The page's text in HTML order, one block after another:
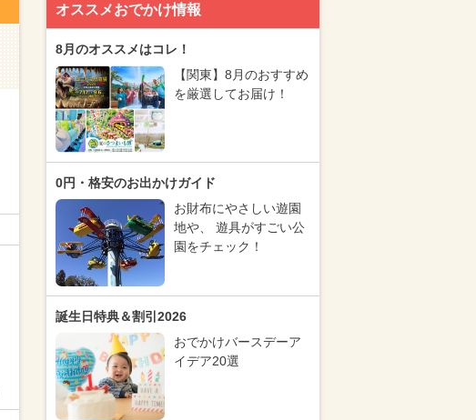
オススメおでかけ情報
8月のオススメはコレ！
【関東】8月のおすすめ
を厳選してお届け！
0円・格安のお出かけガイド
お財布にやさしい遊園
地や、 遊具がすごい公
園をチェック！
誕生日特典＆割引2026
おでかけバースデーア
イデア20選